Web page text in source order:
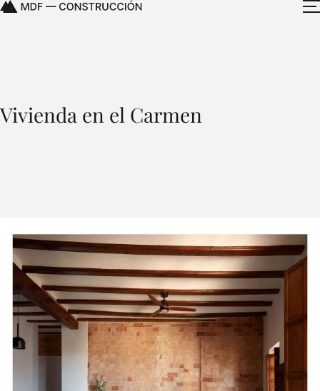
Vivienda en el Carmen